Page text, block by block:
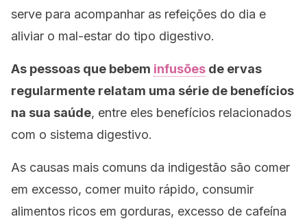
serve para acompanhar as refeições do dia e
aliviar o mal-estar do tipo digestivo.
As pessoas que bebem infusões de ervas
regularmente relatam uma série de benefícios
na sua saúde, entre eles benefícios relacionados
com o sistema digestivo.
As causas mais comuns da indigestão são comer
em excesso, comer muito rápido, consumir
alimentos ricos em gorduras, excesso de cafeína